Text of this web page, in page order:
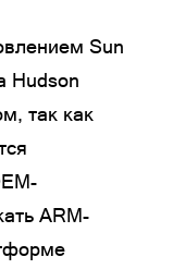
Sun
Hudson
так как
ARM-